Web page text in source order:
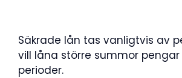
Säkrade lån tas vanligtvis av
vill låna större summor
perioder.